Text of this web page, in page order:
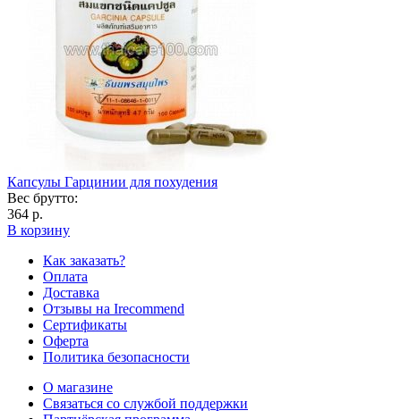
Капсулы Гарцинии для похудения
Вес брутто:
364 р.
В корзину
Как заказать?
Оплата
Доставка
Отзывы на Irecommend
Сертификаты
Оферта
Политика безопасности
О магазине
Связаться со службой поддержки